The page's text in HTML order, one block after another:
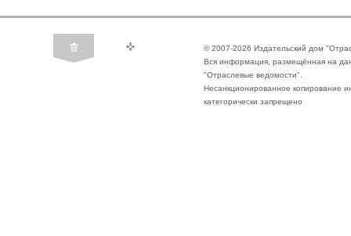
© 2007-2026 Издательский дом
Вся информация, размещённая на
"Отраслевые ведомости".
Несанкционированное копирование
категорически запрещено